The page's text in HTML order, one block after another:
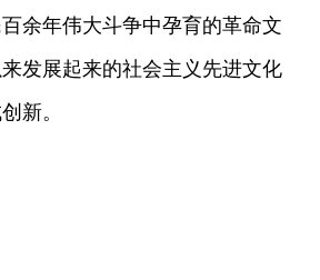
余年伟大斗争中孕育的革命文
发展起来的社会主义先进文化
新。